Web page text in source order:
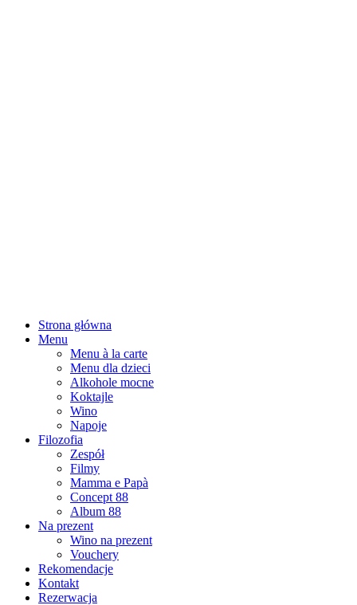
Strona główna
Menu
Menu à la carte
Menu dla dzieci
Alkohole mocne
Koktajle
Wino
Napoje
Filozofia
Zespół
Filmy
Mamma e Papà
Concept 88
Album 88
Na prezent
Wino na prezent
Vouchery
Rekomendacje
Kontakt
Rezerwacja